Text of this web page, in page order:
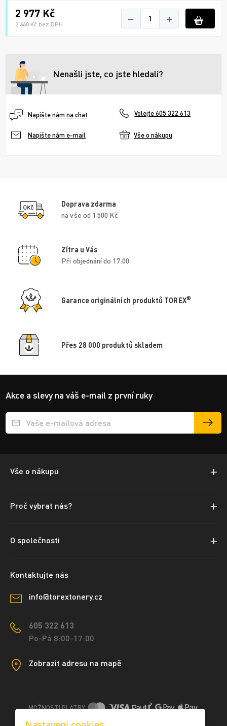
2 977 Kč
2 460 Kč bez DPH − +
Nenašli jste, co jste hledali?
Napište nám na chat Volejte 605 322 613
Napište nám e-mail Vše o nákupu
Doprava zdarma
na vše od 1 500 Kč
Zítra u Vás
Při objednání do 17:00
Garance originálních produktů TOREX®
Přes 28 000 produktů skladem
Akce a slevy na váš e-mail z první ruky
Přihlášení e-mailu k odběru
Vše o nákupu
Proč vybrat nás?
O společnosti
Kontaktujte nás
info@torextonery.cz
605 322 613
Po-Pá 8:00-17:00
Zobrazit adresu na mapě
MOŽNOSTI PLATBY